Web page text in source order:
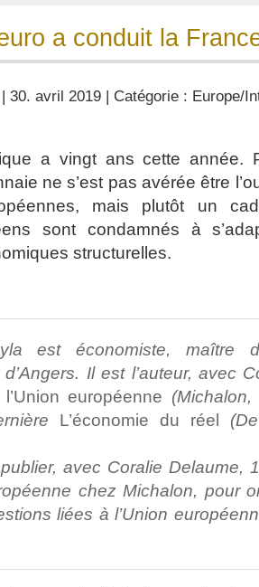
a conduit la
| 30. avril 2019 | Catégorie : Europe/
a vingt ans cette année.
ne s’est pas avérée être
mais plutôt un
sont condamnés à
structurelles.
est économiste, maître
d’Angers. Il est l’auteur, avec
européenne
L’économie du réel
avec Coralie Delaume,
chez Michalon, pour
liées à l’Union